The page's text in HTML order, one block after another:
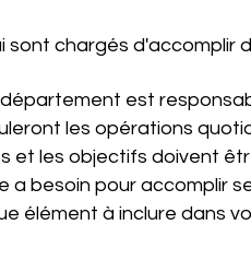
sont chargés d'accomplir
est
les opérations
et les objectifs doivent
a besoin pour accomplir
élément à inclure dans